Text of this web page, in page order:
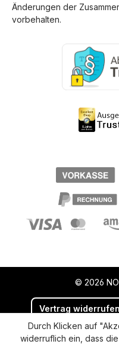
Änderungen der
vorbehalten.
© 2026
Vertrag widerrufen
Versand und
Durch Klicken auf
widerruflich ein, dass die